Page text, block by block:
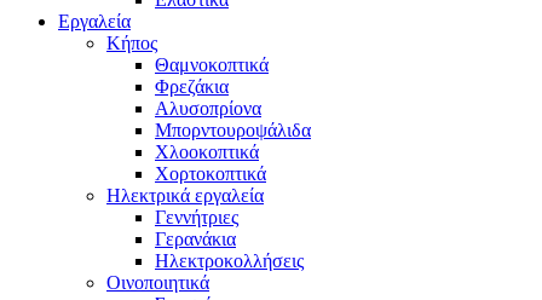
Εργαλεία
Κήπος
Θαμνοκοπτικά
Φρεζάκια
Aλυσοπρίονα
Μπορντουροψάλιδα
Χλοοκοπτικά
Χορτοκοπτικά
Ηλεκτρικά εργαλεία
Γεννήτριες
Γερανάκια
Ηλεκτροκολλήσεις
Οινοποιητικά